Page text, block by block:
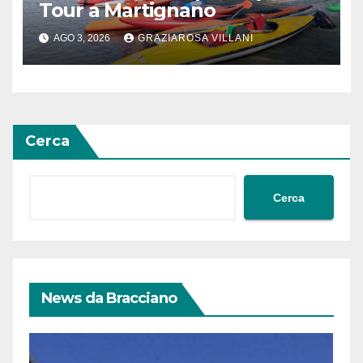
Tour a Martignano
AGO 3, 2026 GRAZIAROSA VILLANI
Cerca
Cerca
News da Bracciano